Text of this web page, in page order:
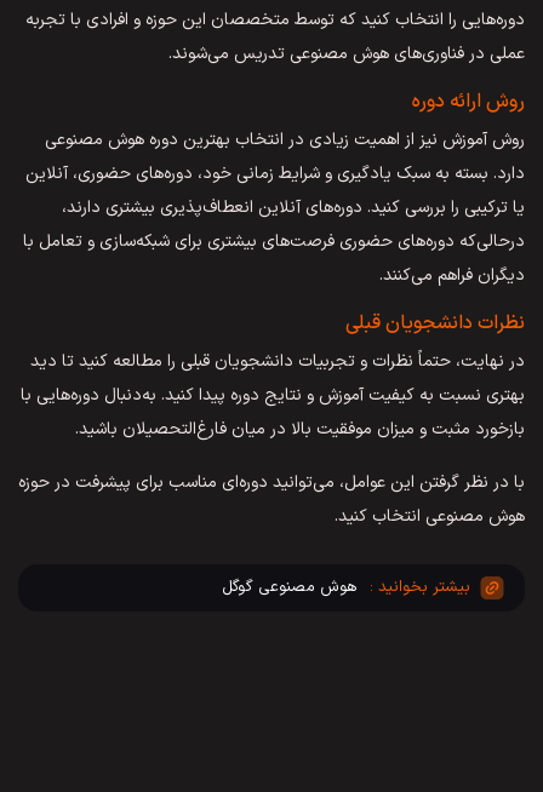
دوره‌هایی را انتخاب کنید که توسط متخصصان این حوزه و افرادی با تجربه
عملی در فناوری‌های هوش مصنوعی تدریس می‌شوند.
روش ارائه دوره
روش آموزش نیز از اهمیت زیادی در انتخاب بهترین دوره هوش مصنوعی
دارد. بسته به سبک یادگیری و شرایط زمانی خود، دوره‌های حضوری، آنلاین
یا ترکیبی را بررسی کنید. دوره‌های آنلاین انعطاف‌پذیری بیشتری دارند،
درحالی‌که دوره‌های حضوری فرصت‌های بیشتری برای شبکه‌سازی و تعامل با
دیگران فراهم می‌کنند.
نظرات دانشجویان قبلی
در نهایت، حتماً نظرات و تجربیات دانشجویان قبلی را مطالعه کنید تا دید
بهتری نسبت به کیفیت آموزش و نتایج دوره پیدا کنید. به‌دنبال دوره‌هایی با
بازخورد مثبت و میزان موفقیت بالا در میان فارغ‌التحصیلان باشید.
با در نظر گرفتن این عوامل، می‌توانید دوره‌ای مناسب برای پیشرفت در حوزه
هوش مصنوعی انتخاب کنید.
هوش مصنوعی گوگل